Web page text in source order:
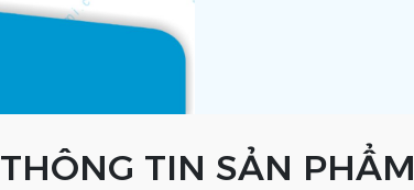
THÔNG TIN SẢN PHẨM